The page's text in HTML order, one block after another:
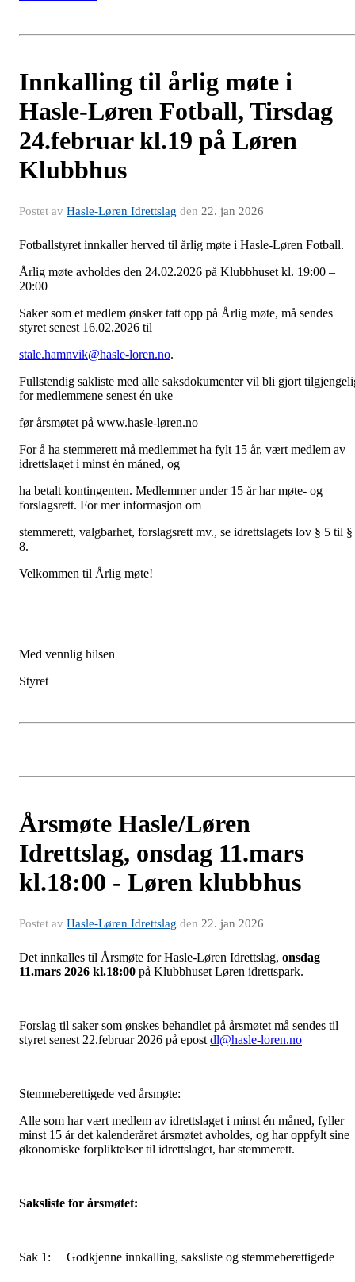
Innkalling til årlig møte i
Hasle-Løren Fotball, Tirsdag
24.februar kl.19 på Løren
Klubbhus
Postet av Hasle-Løren Idrettslag den 22. jan 2026
Fotballstyret innkaller herved til årlig møte i Hasle-Løren Fotball.
Årlig møte avholdes den 24.02.2026 på Klubbhuset kl. 19:00 –
20:00
Saker som et medlem ønsker tatt opp på Årlig møte, må sendes
styret senest 16.02.2026 til
stale.hamnvik@hasle-loren.no.
Fullstendig sakliste med alle saksdokumenter vil bli gjort
for medlemmene senest én uke
før årsmøtet på www.hasle-løren.no
For å ha stemmerett må medlemmet ha fylt 15 år, vært medlem av
idrettslaget i minst én måned, og
ha betalt kontingenten. Medlemmer under 15 år har møte- og
forslagsrett. For mer informasjon om
stemmerett, valgbarhet, forslagsrett mv., se idrettslagets lov § 5 til §
8.
Velkommen til Årlig møte!
Med vennlig hilsen
Styret
Årsmøte Hasle/Løren
Idrettslag, onsdag 11.mars
kl.18:00 - Løren klubbhus
Postet av Hasle-Løren Idrettslag den 22. jan 2026
Det innkalles til Årsmøte for Hasle-Løren Idrettslag, onsdag
11.mars 2026 kl.18:00 på Klubbhuset Løren idrettspark.
Forslag til saker som ønskes behandlet på årsmøtet må sendes til
styret senest 22.februar 2026 på epost dl@hasle-loren.no
Stemmeberettigede ved årsmøte:
Alle som har vært medlem av idrettslaget i minst én måned, fyller
minst 15 år det kalenderåret årsmøtet avholdes, og har oppfylt sine
økonomiske forpliktelser til idrettslaget, har stemmerett.
Saksliste for årsmøtet:
Sak 1: Godkjenne innkalling, saksliste og stemmeberettigede